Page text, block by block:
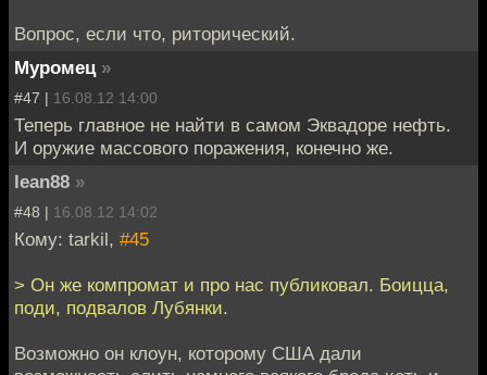
Вопрос, если что, риторический.
Муромец »
#47 | 16.08.12 14:00
Теперь главное не найти в самом Эквадоре нефть.
И оружие массового поражения, конечно же.
lean88 »
#48 | 16.08.12 14:02
Кому: tarkil, #45
> Он же компромат и про нас публиковал. Боицца,
поди, подвалов Лубянки.
Возможно он клоун, которому США дали